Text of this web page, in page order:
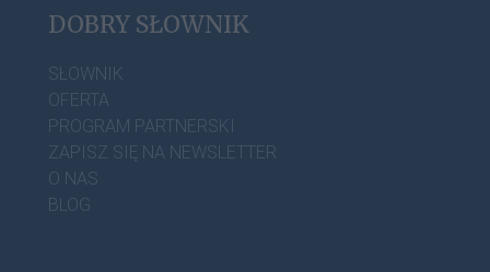
DOBRY SŁOWNIK
SŁOWNIK
OFERTA
PROGRAM PARTNERSKI
ZAPISZ SIĘ NA NEWSLETTER
O NAS
BLOG